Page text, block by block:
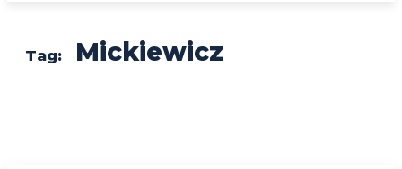
Tag: Mickiewicz